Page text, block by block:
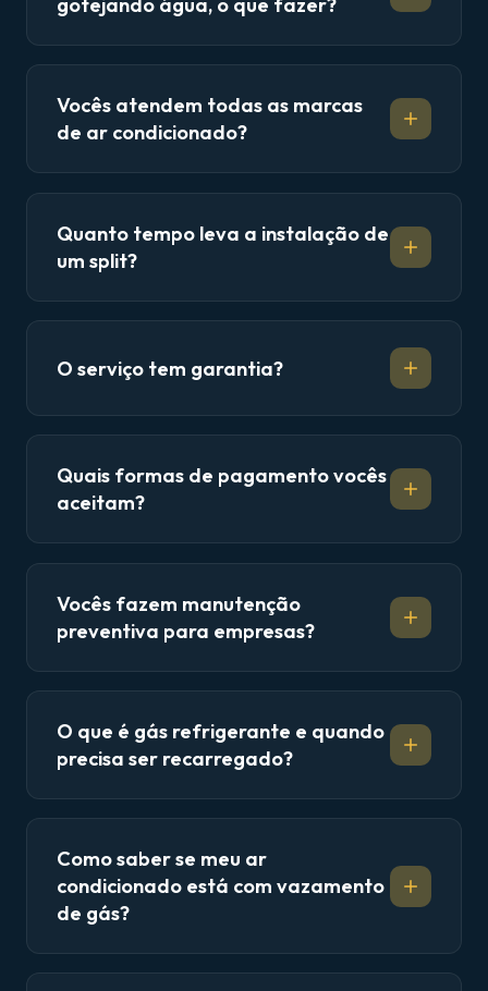
gotejando água, o que fazer?
Vocês atendem todas as marcas
de ar condicionado?
Quanto tempo leva a instalação de
um split?
O serviço tem garantia?
Quais formas de pagamento vocês
aceitam?
Vocês fazem manutenção
preventiva para empresas?
O que é gás refrigerante e quando
precisa ser recarregado?
Como saber se meu ar
condicionado está com vazamento
de gás?